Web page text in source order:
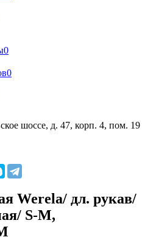
0
0
шоссе, д. 47, корп. 4, пом. 19
Werela/ дл. рукав/
S-M,